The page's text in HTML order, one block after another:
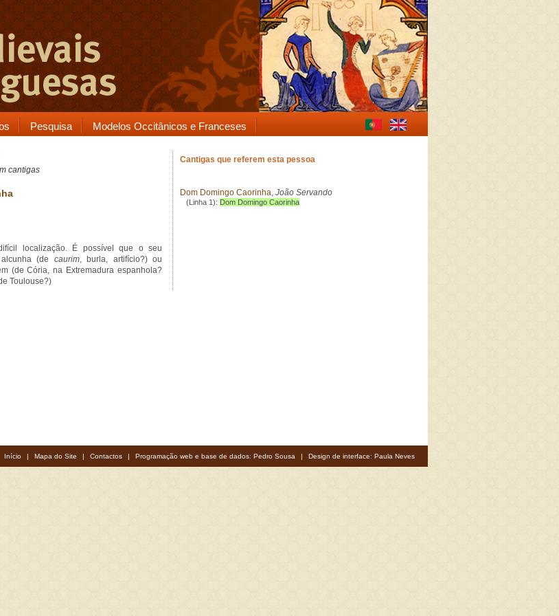
Pesquisa Modelos Occitânicos e Franceses
cantigas
localização. É possível que o seu
(de caurim, burla, artifício?) ou
(de Cória, na Extremadura espanhola?
Toulouse?)
Cantigas que referem esta pessoa
Dom Domingo Caorinha, João Servando
(Linha 1): Dom Domingo Caorinha
Início | Mapa do Site | Contactos | Programação web e base de dados: Pedro Sousa | Design de interface: Paula Neves